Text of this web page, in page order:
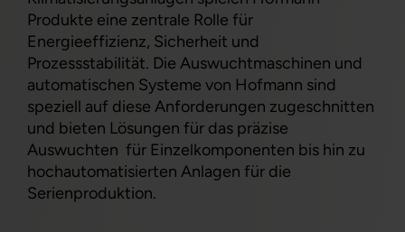
Produkte eine zentrale Rolle für
Energieeffizienz, Sicherheit und
Prozessstabilität. Die Auswuchtmaschinen und
automatischen Systeme von Hofmann sind
speziell auf diese Anforderungen zugeschnitten
und bieten Lösungen für das präzise
Auswuchten für Einzelkomponenten bis hin zu
hochautomatisierten Anlagen für die
Serienproduktion.